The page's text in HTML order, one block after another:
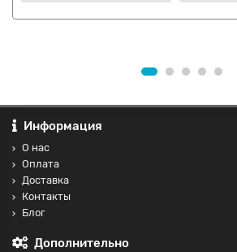
Информация
О нас
Оплата
Доставка
Контакты
Блог
Дополнительно